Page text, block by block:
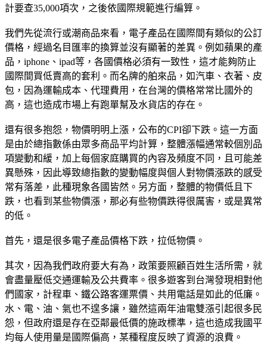
計要查35,000項次，之後依國際規範進行編算。
我們先從流行或潮商品來看，電子產品在國際間有類似的公訂
價格，經過名目匯率的換算並沒有顯著的差異。例如蘋果的產
品，iphone、ipad等，各國價格必須有一致性，這才能夠防止
國際間買低賣高的套利。而名牌的舶來品，如汽車、衣著、皮
包，因為運輸成本、代理費用，在台灣的價格常常比國外的
高，這也造成市場上有跑單幫及水貨店的存在。
還有很多抱怨，物價明明上漲，公布的CPI卻下跌。這一方面
是由於總指數係由眾多商品平均計算，整體漲幅通常較個別品
項變動和緩，加上每個家庭購買的內容及頻度不同，且可能差
異懸殊，因此導致總指數的變動幅度與個人對物價漲跌的感受
常有落差，此種現象各國皆然。另方面，整體的物價低且下
跌，也看到某些物價漲，那必有些物價跌得很厲害，或是異常
的低。
首先，還是很多電子產品價格下跌，拉低物價。
其次，因為我們政府要大有為，政策要照顧百姓生活所需，就
會盡量壓低交通運輸及公共費率。很多遊客到台灣發現相對他
們國家，計程車、鐵公路客運票價、共用電話是如此的低廉。
水、電、油、氣也不遑多讓，雖然這兩年油電雙漲引起很多民
怨，但政府還是存在亞鄰最低價的施政標準，這也造成我國平
均每人使用量是國際偏高，某種程度反映了資源的浪費。